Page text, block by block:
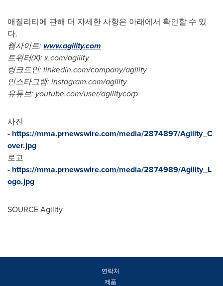
애질리티에 관해 더 자세한 사항은 아래에서 확인할 수 있
다.
웹사이트:www.agility.com
트위터(X): x.com/agility
링크드인: linkedin.com/company/agility
인스타그램: instagram.com/agility
유튜브: youtube.com/user/agilitycorp
사진
- https://mma.prnewswire.com/media/2874897/Agility_C
over.jpg
로고
- https://mma.prnewswire.com/media/2874989/Agility_L
ogo.jpg
SOURCE Agility
연락처
제품